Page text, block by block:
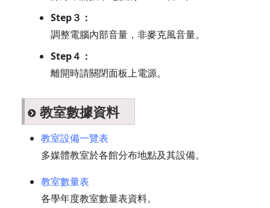
Step３：
調整電腦內部音量，非麥克風音量。
Step４：
離開時請關閉面板上電源。
教室數據資料
教室設備一覽表
多媒體教室於各館分布地點及其設備。
教室數量表
各學年度教室數量表資料。